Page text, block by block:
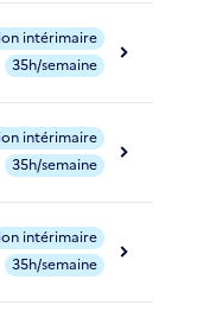
intérimaire
35h/semaine
intérimaire
35h/semaine
intérimaire
35h/semaine